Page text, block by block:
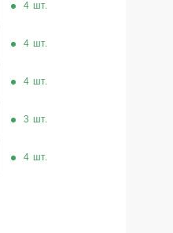
4 шт.
4 шт.
4 шт.
3 шт.
4 шт.